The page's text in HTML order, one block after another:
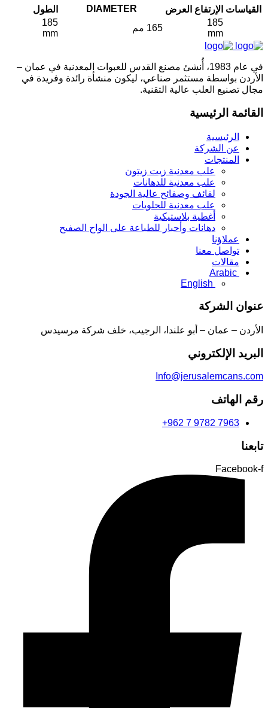
القياسات الإرتفاع العرض DIAMETER
الطول
185
mm
165 مم
185
mm
في عام 1983، أُنشئ مصنع القدس للعبوات المعدنية في عمان –
الأردن بواسطة مستثمر صناعي، ليكون منشأة رائدة وفريدة في
مجال تصنيع العلب عالية التقنية.
القائمة الرئيسية
الرئيسية
عن الشركة
المنتجات
علب معدنية زيت زيتون
علب معدنية للدهانات
لفائف وصفائح عالية الجودة
علب معدنية للحلويات
أغطية بلاستيكية
دهانات وأحبار للطباعة على الواح الصفيح
عملاؤنا
تواصل معنا
مقالات
Arabic
English
عنوان الشركة
الأردن – عمان – أبو علندا، الرجيب، خلف شركة مرسيدس
البريد الإلكتروني
Info@jerusalemcans.com
رقم الهاتف
+962 7 9782 7963
تابعنا
Facebook-f